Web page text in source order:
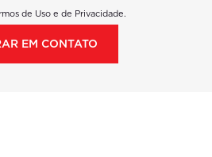
de Uso e de Privacidade.
EM CONTATO